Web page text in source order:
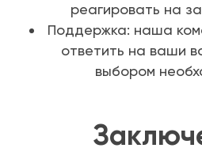
реагировать на
Поддержка: наша
ответить на ваши
выбором